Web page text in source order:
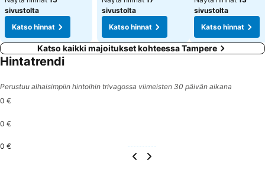
sivustolta
Katso hinnat
sivustolta
Katso hinnat
sivustolta
Katso hinnat
Katso kaikki majoitukset kohteessa Tampere
Hintatrendi
Perustuu alhaisimpiin hintoihin trivagossa viimeisten 30 päivän aikana
0 €
0 €
0 €